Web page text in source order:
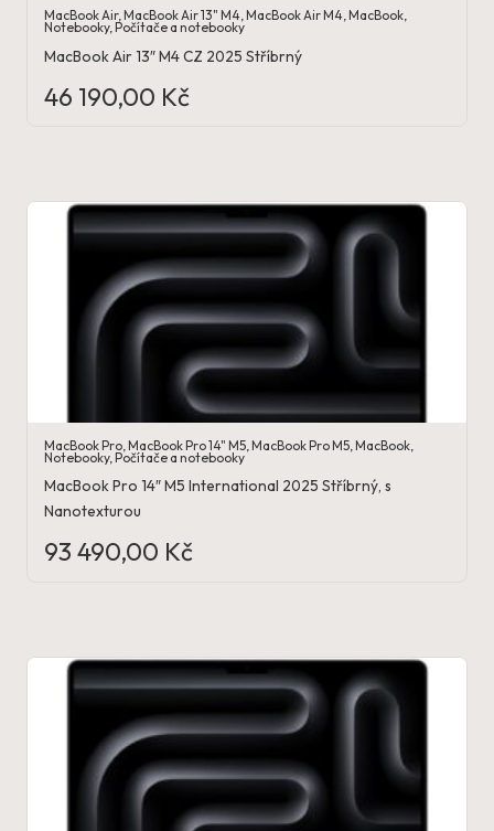
MacBook Air,MacBook Air 13" M4,MacBook Air M4,MacBook,
Notebooky,Počítače a notebooky
MacBook Air 13″ M4 CZ 2025 Stříbrný
46 190,00 Kč
MacBook Pro ,MacBook Pro 14" M5 ,MacBook Pro M5 ,MacBook
Notebooky,Počítače a notebooky
MacBook Pro 14″ M5 International 2025 Stříbrný, s
Nanotexturou
93 490,00 Kč